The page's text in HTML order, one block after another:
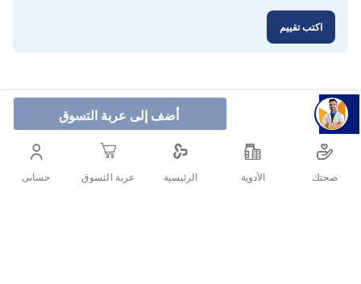
أضف إلى عربة التسوق
اكتب تقييم
صحتك الأدوية الرئيسية عربة التسوق حسابى